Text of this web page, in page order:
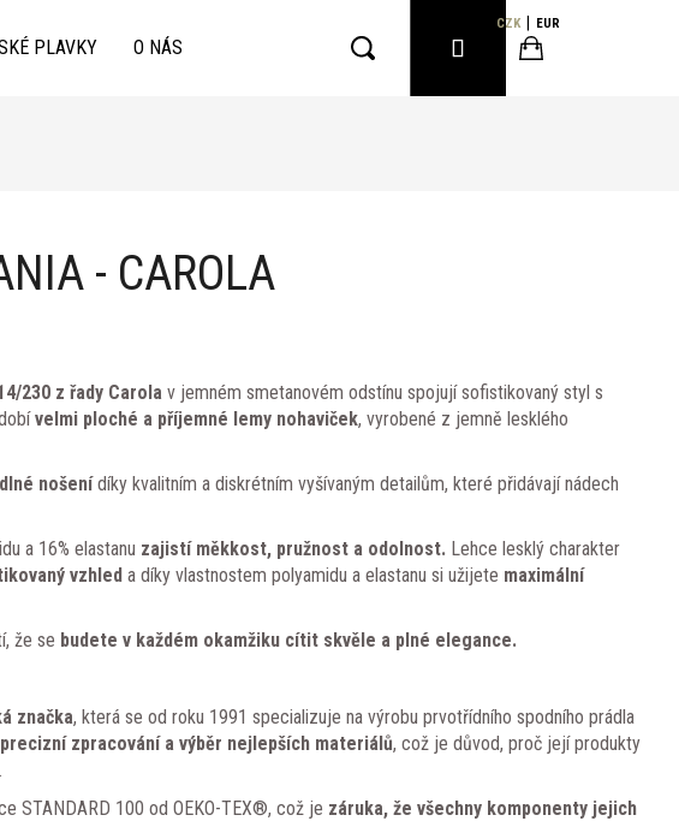
PLAVKY O NÁS
CZK EUR
PŘIHLÁŠENÍ
- CAROLA
230 z řady Carola v jemném smetanovém odstínu spojují sofistikovaný styl s
velmi ploché a příjemné lemy nohaviček, vyrobené z jemně lesklého
nošenídíky kvalitním a diskrétním vyšívaným detailům, které přidávají nádech
a 16% elastanu zajistí měkkost, pružnost a odolnost.Lehce lesklý charakter
vzhleda díky vlastnostem polyamidu a elastanu si užijete maximální
že se budete v každém okamžiku cítit skvěle a plné elegance.
značka, která se od roku 1991 specializuje na výrobu prvotřídního spodního prádla
zpracování a výběr nejlepších materiálů, což je důvod, proč její produkty
STANDARD 100 od OEKO-TEX®, což je záruka, že všechny komponenty jejich